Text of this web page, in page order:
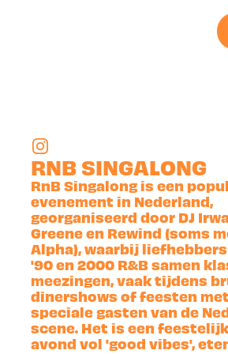
RNB SINGALONG
RnB Singalong is een
evenement in Nederland,
georganiseerd door DJ
Greene en Rewind (soms
Alpha), waarbij
'90 en 2000 R&B samen
meezingen, vaak tijdens
dinershows of feesten
speciale gasten van de
scene. Het is een
avond vol 'good vibes',